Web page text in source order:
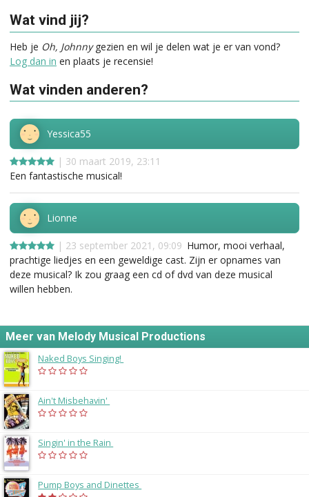
Wat vind jij?
Heb je Oh, Johnnygezien en wil je delen wat je er van vond?
Log dan in en plaats je recensie!
Wat vinden anderen?
Yessica55
| 30 maart 2019, 23:11
Een fantastische musical!
Lionne
| 23 september 2021, 09:09 Humor, mooi verhaal,
prachtige liedjes en een geweldige cast. Zijn er opnames van
deze musical? Ik zou graag een cd of dvd van deze musical
willen hebben.
Meer van Melody Musical Productions
Naked Boys Singing!
Ain't Misbehavin'
Singin' in the Rain
Pump Boys and Dinettes